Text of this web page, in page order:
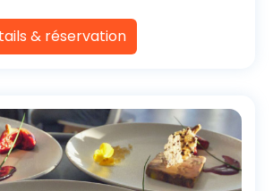
& réservation